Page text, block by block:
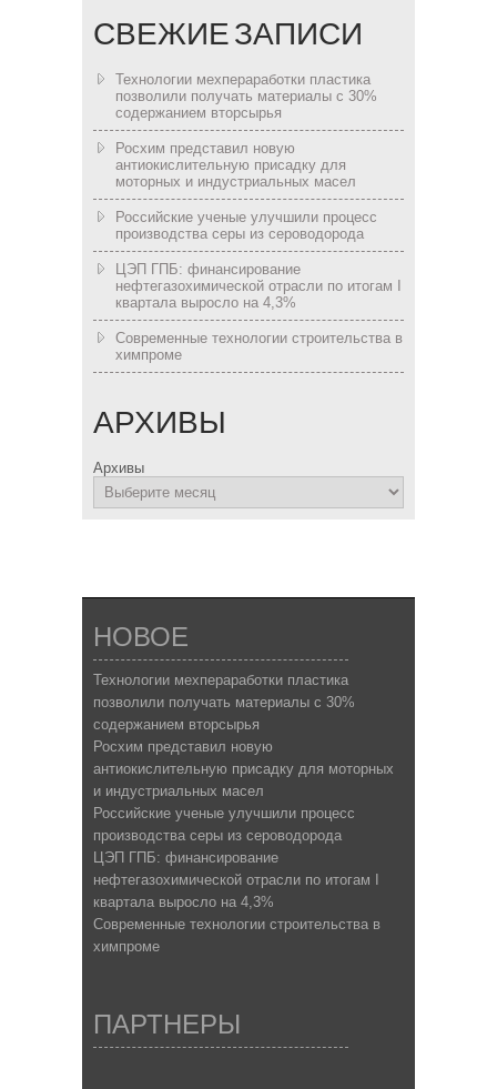
СВЕЖИЕ ЗАПИСИ
Технологии мехпераработки пластика
позволили получать материалы с 30%
содержанием вторсырья
Росхим представил новую
антиокислительную присадку для
моторных и индустриальных масел
Российские ученые улучшили процесс
производства серы из сероводорода
ЦЭП ГПБ: финансирование
нефтегазохимической отрасли по итогам I
квартала выросло на 4,3%
Современные технологии строительства в
химпроме
АРХИВЫ
Архивы
НОВОЕ
Технологии мехпераработки пластика
позволили получать материалы с 30%
содержанием вторсырья
Росхим представил новую
антиокислительную присадку для моторных
и индустриальных масел
Российские ученые улучшили процесс
производства серы из сероводорода
ЦЭП ГПБ: финансирование
нефтегазохимической отрасли по итогам I
квартала выросло на 4,3%
Современные технологии строительства в
химпроме
ПАРТНЕРЫ